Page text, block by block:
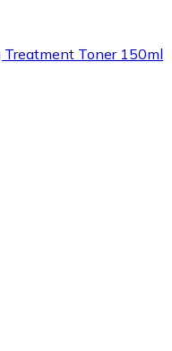
Toner 150ml